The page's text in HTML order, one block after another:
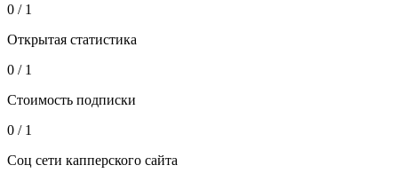
0 / 1
Открытая статистика
0 / 1
Стоимость подписки
0 / 1
Соц сети капперского сайта